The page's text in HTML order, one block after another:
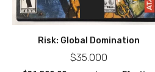
Risk: Global Domination
$35.000